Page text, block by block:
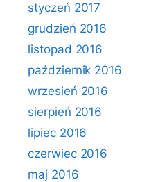
styczeń 2017
grudzień 2016
listopad 2016
październik 2016
wrzesień 2016
sierpień 2016
lipiec 2016
czerwiec 2016
maj 2016